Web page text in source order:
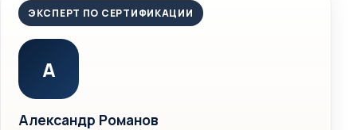
ЭКСПЕРТ ПО СЕРТИФИКАЦИИ
А
Александр Романов